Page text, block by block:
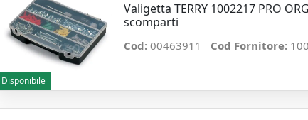
Disponibile
Valigetta TERRY 1002217 PRO
scomparti
Cod: 00463911 Cod Fornitore: